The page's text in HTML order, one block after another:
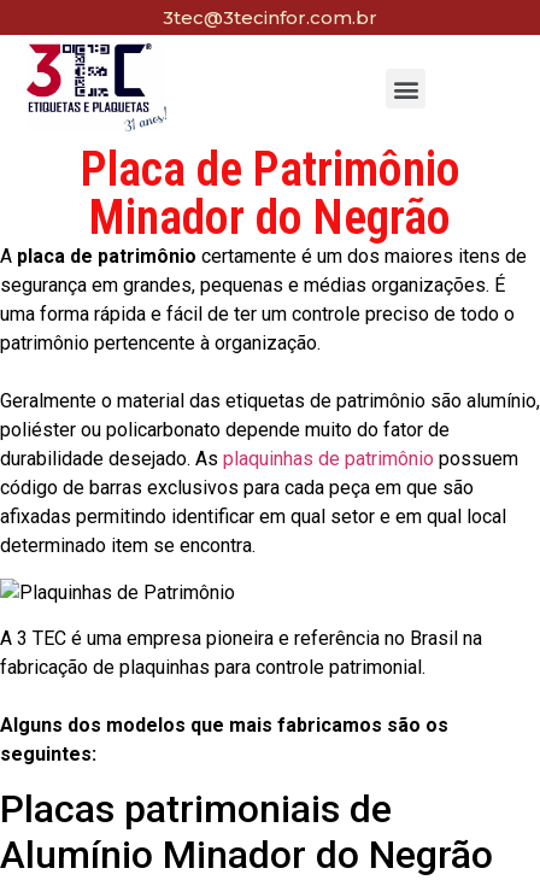
3tec@3tecinfor.com.br
Placa de Patrimônio
Minador do Negrão
A placa de patrimônio certamente é um dos maiores itens de
segurança em grandes, pequenas e médias organizações. É
uma forma rápida e fácil de ter um controle preciso de todo o
patrimônio pertencente à organização.
Geralmente o material das etiquetas de patrimônio são alumínio,
poliéster ou policarbonato depende muito do fator de
durabilidade desejado. As plaquinhas de patrimônio possuem
código de barras exclusivos para cada peça em que são
afixadas permitindo identificar em qual setor e em qual local
determinado item se encontra.
A 3 TEC é uma empresa pioneira e referência no Brasil na
fabricação de plaquinhas para controle patrimonial.
Alguns dos modelos que mais fabricamos são os
seguintes:
Placas patrimoniais de
Alumínio Minador do Negrão